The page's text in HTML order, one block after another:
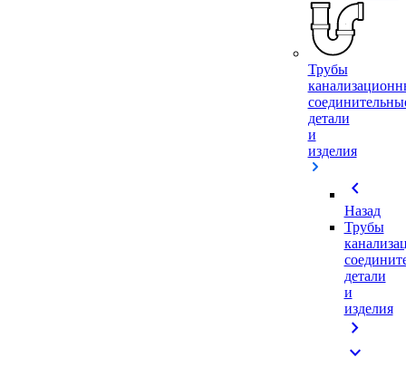
Трубы
детали
и
изделия
chevron_left
Назад
Трубы
детали
и
изделия
chevron_right
expand_more